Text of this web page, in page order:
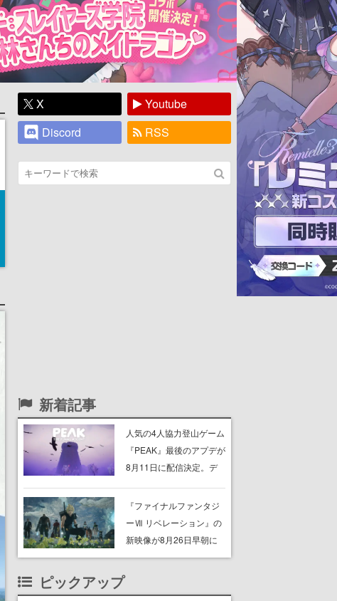
X
Youtube
Discord
RSS
新着記事
人気の4人協力登山ゲーム
『PEAK』最後のアプデが
8月11日に配信決定。デ
れた“塔“のバイオーム
「GLOOM」と「THE
CITADEL」が登場し、火
『ファイナルファンタジ
ーⅦ リベレーション』の
新映像が8月26日早朝に
公開へ。『FF7』リメイ
ピックアップ